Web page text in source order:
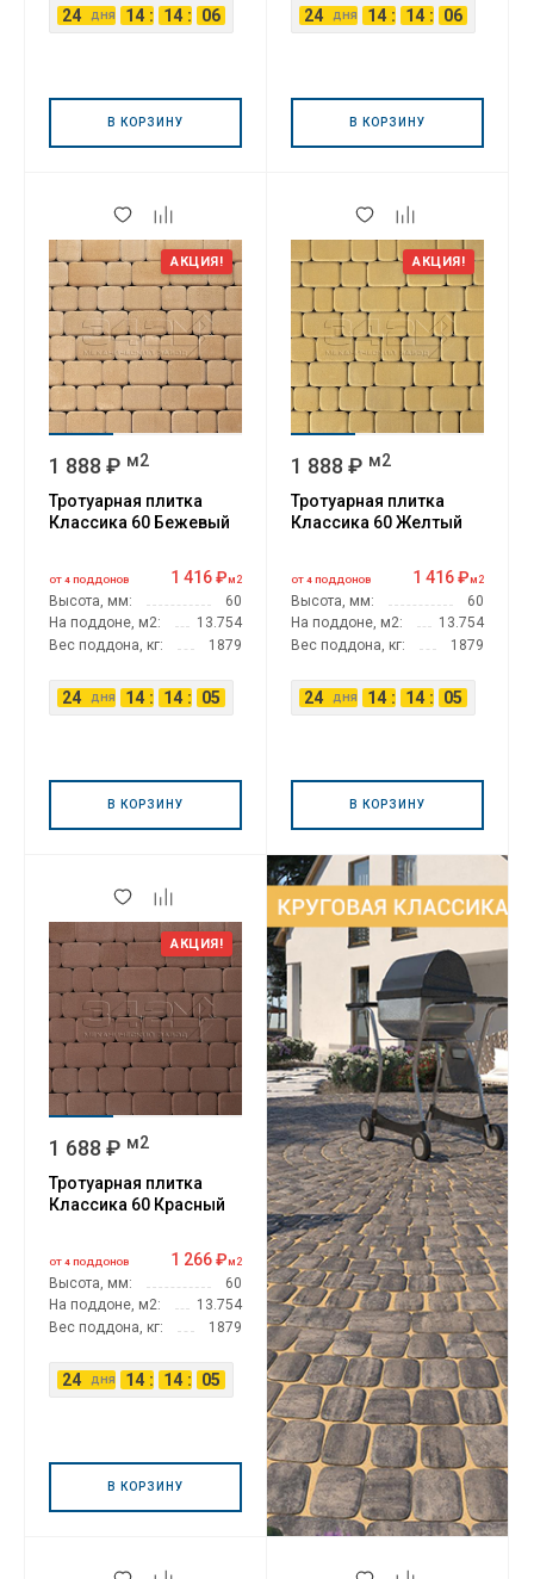
24 дня 14 : 14 : 05
В КОРЗИНУ
24 дня 14 : 14 : 05
В КОРЗИНУ
АКЦИЯ!
1 888 ₽ м2
Тротуарная плитка
Классика 60 Бежевый
ОТ 4 ПОДДОНОВ 1 416 ₽м2
Высота, мм:
60
На поддоне, м2:
13.754
Вес поддона, кг:
1879
24 дня 14 : 14 : 04
В КОРЗИНУ
АКЦИЯ!
1 888 ₽ м2
Тротуарная плитка
Классика 60 Желтый
ОТ 4 ПОДДОНОВ 1 416 ₽м2
Высота, мм:
60
На поддоне, м2:
13.754
Вес поддона, кг:
1879
24 дня 14 : 14 : 04
В КОРЗИНУ
АКЦИЯ!
1 688 ₽ м2
Тротуарная плитка
Классика 60 Красный
ОТ 4 ПОДДОНОВ 1 266 ₽м2
Высота, мм:
60
На поддоне, м2:
13.754
Вес поддона, кг:
1879
24 дня 14 : 14 : 04
В КОРЗИНУ